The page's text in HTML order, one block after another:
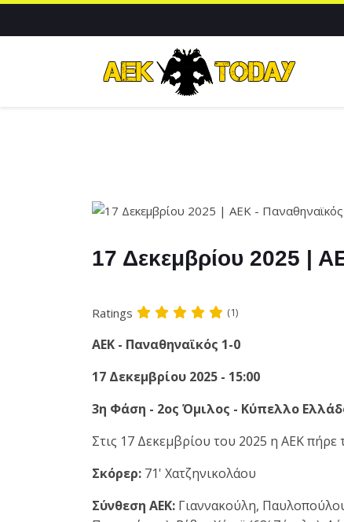
17 Δεκεμβρίου 2025 |
Ratings (1)
ΑΕΚ - Παναθηναϊκός 1-0
17 Δεκεμβρίου 2025 - 15:00
3η Φάση - 2ος Όμιλος - Κύπελλο
Στις 17 Δεκεμβρίου του 2025 η ΑΕΚ
Σκόρερ: 71' Χατζηνικολάου
Σύνθεση ΑΕΚ: Γιαννακούλη,